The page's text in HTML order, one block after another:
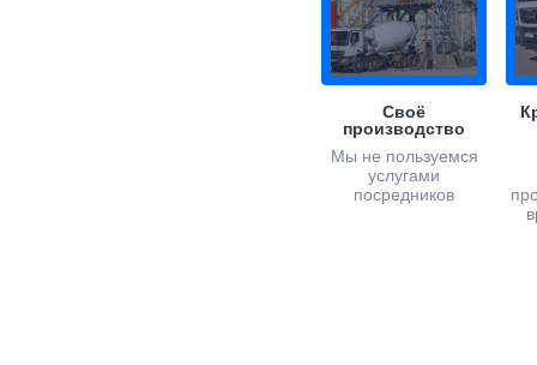
Своё
производство
Мы не пользуемся
услугами
посредников